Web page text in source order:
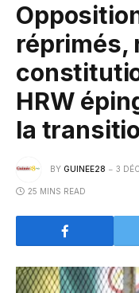
réprimés,
HRW
la
BY GUINEE28 3
25 MINS READ